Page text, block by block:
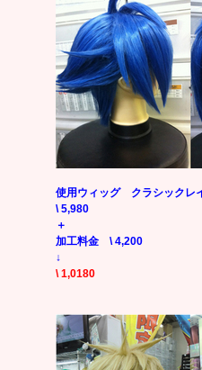
使用ウィッグ クラシックレ
\ 5,980
＋
加工料金 \
↓
\ 1,0180